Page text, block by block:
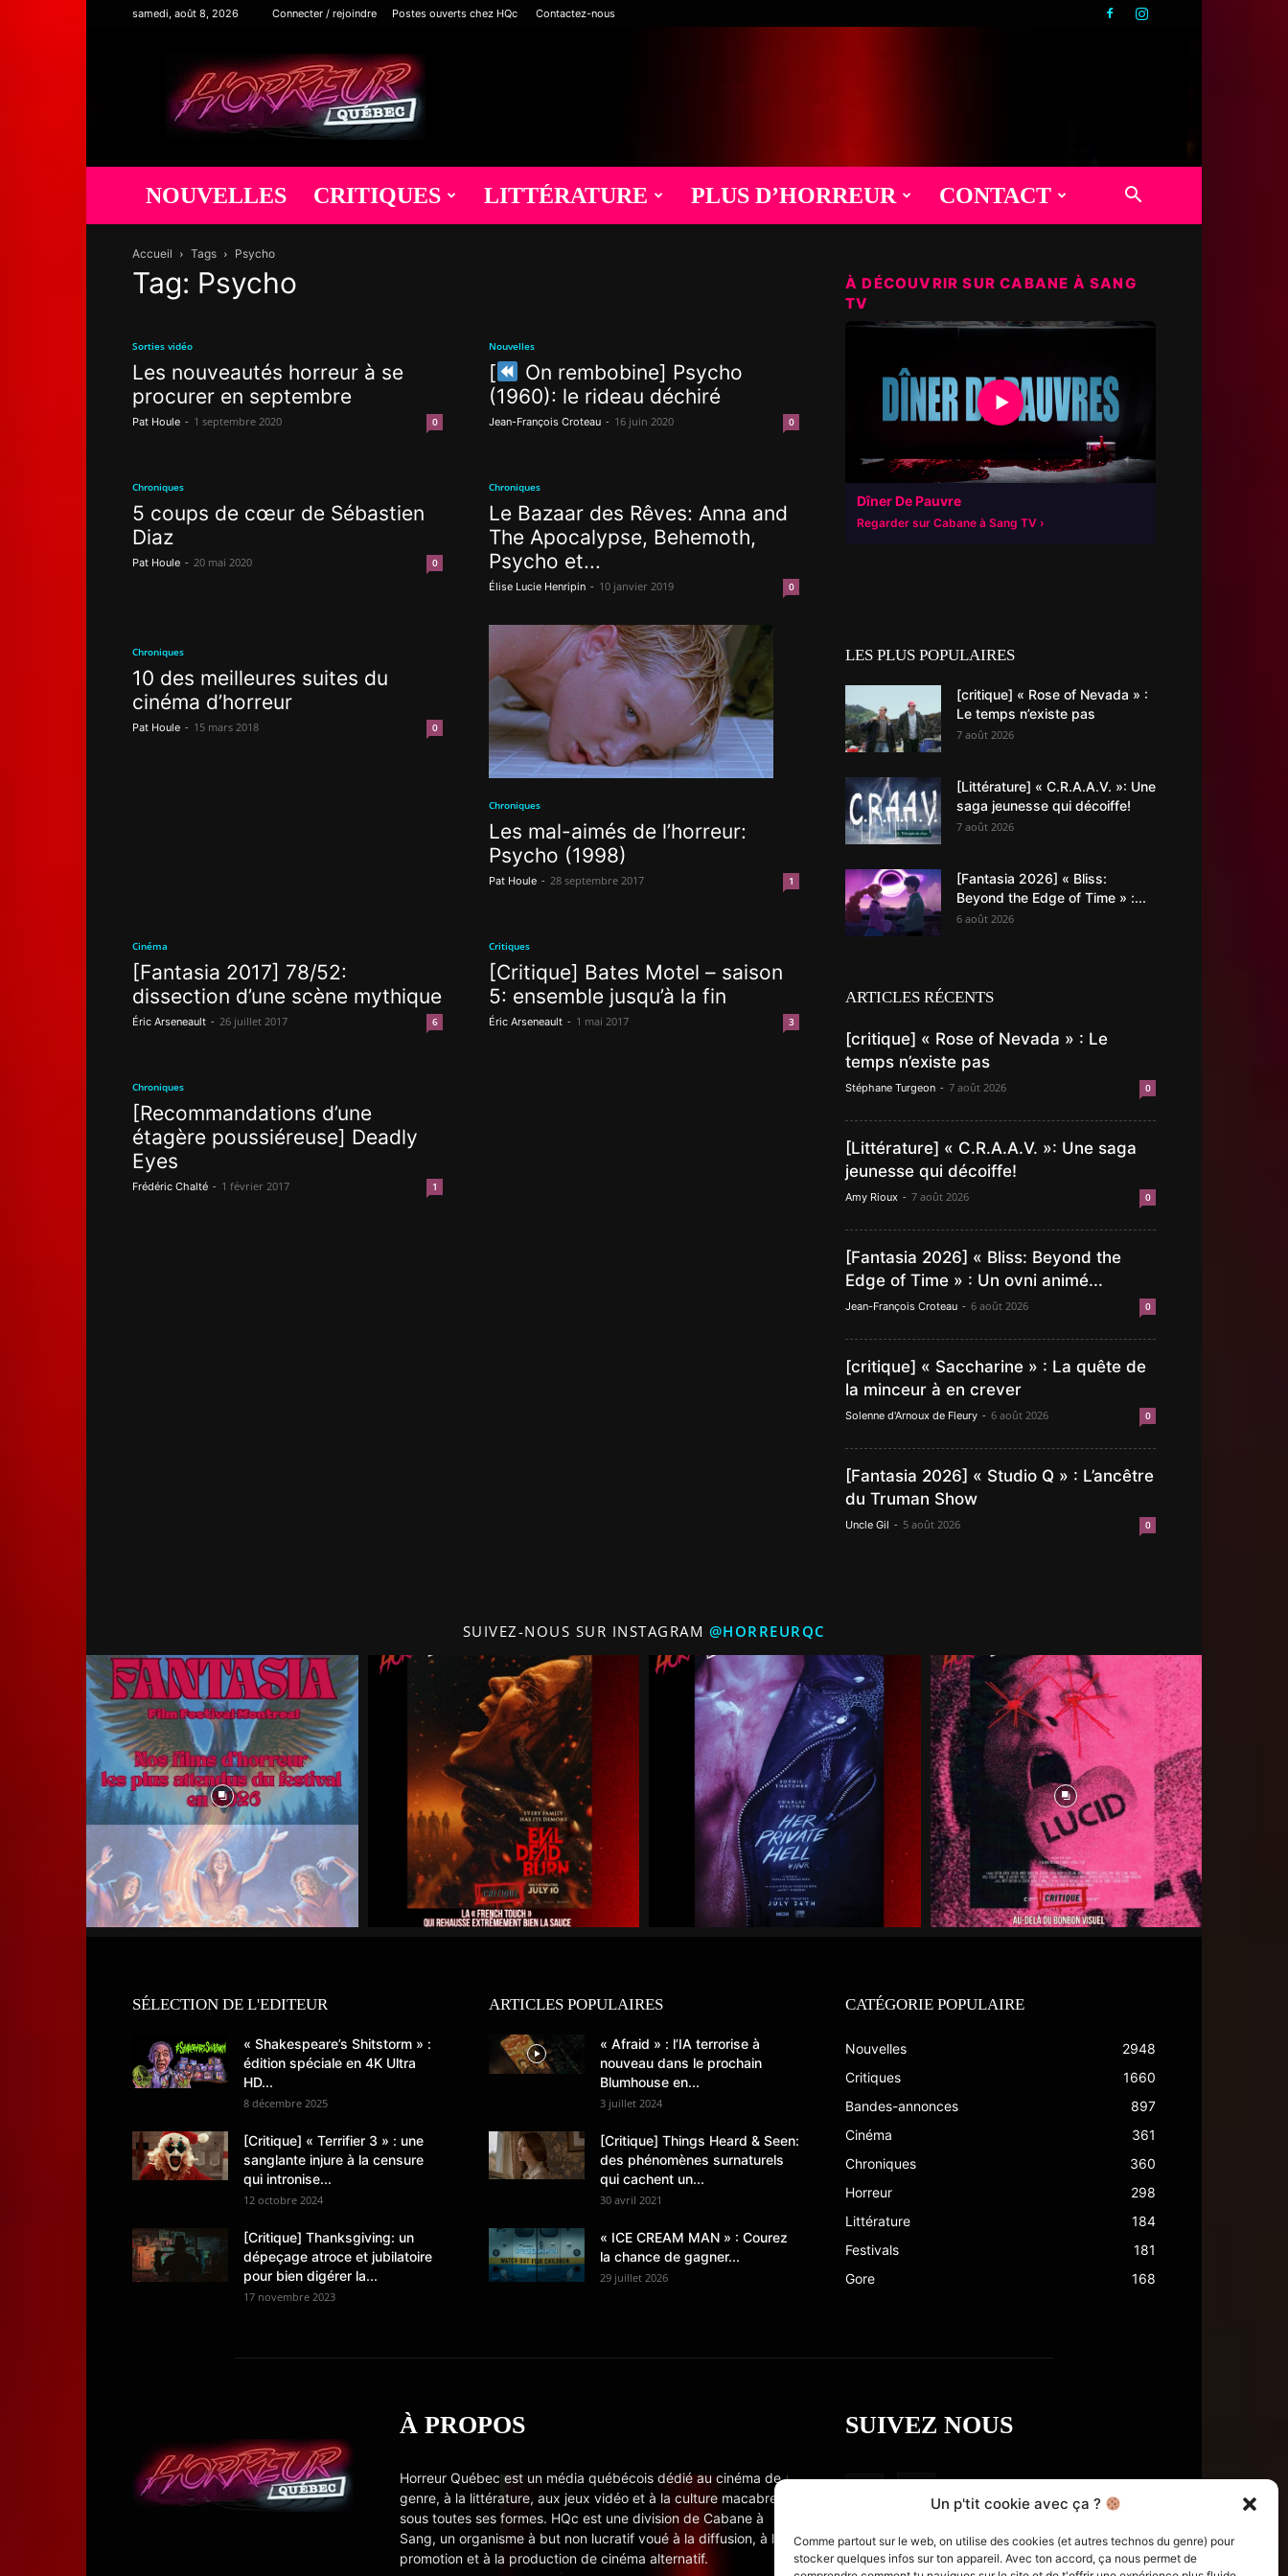
Un p'tit cookie avec ça ?
Comme partout sur le web, on utilise des cookies (et autres technos du genre) pour
stocker quelques infos sur ton appareil. Avec ton accord, ça nous permet de
samedi, août 8, 2026 Connecter / rejoindre Postes ouverts chez HQc Contactez-nous
Horreur
Québec
NOUVELLES CRITIQUES LITTÉRATURE PLUS D’HORREUR CONTACT
Accueil Tags Psycho
Tag: Psycho
Sorties vidéo
Les nouveautés horreur à se
procurer en septembre
Pat Houle - 1 septembre 2020 0
Nouvelles
[
On rembobine] Psycho
(1960): le rideau déchiré
Jean-François Croteau - 16 juin 2020 0
Chroniques
5 coups de cœur de Sébastien
Diaz
Pat Houle - 20 mai 2020 0
Chroniques
Le Bazaar des Rêves: Anna and
The Apocalypse, Behemoth,
Psycho et...
Élise Lucie Henripin - 10 janvier 2019 0
Chroniques
10 des meilleures suites du
cinéma d’horreur
Pat Houle - 15 mars 2018 0
Chroniques
Les mal-aimés de l’horreur:
Psycho (1998)
Pat Houle - 28 septembre 2017 1
Cinéma
[Fantasia 2017] 78/52:
dissection d’une scène mythique
Éric Arseneault - 26 juillet 2017 6
Critiques
[Critique] Bates Motel – saison
5: ensemble jusqu’à la fin
Éric Arseneault - 1 mai 2017 3
Chroniques
[Recommandations d’une
étagère poussiéreuse] Deadly
Eyes
Frédéric Chalté - 1 février 2017 1
À DÉCOUVRIR SUR CABANE À SANG
TV
▶
Dîner De Pauvre
Regarder sur Cabane à Sang TV
LES PLUS POPULAIRES
[critique] « Rose of Nevada » :
Le temps n’existe pas
7 août 2026
[Littérature] « C.R.A.A.V. »: Une
saga jeunesse qui décoiffe!
7 août 2026
[Fantasia 2026] « Bliss:
Beyond the Edge of Time » :...
6 août 2026
ARTICLES RÉCENTS
[critique] « Rose of Nevada » : Le
temps n’existe pas
Stéphane Turgeon - 7 août 2026 0
[Littérature] « C.R.A.A.V. »: Une saga
jeunesse qui décoiffe!
Amy Rioux - 7 août 2026 0
[Fantasia 2026] « Bliss: Beyond the
Edge of Time » : Un ovni animé...
Jean-François Croteau - 6 août 2026 0
[critique] « Saccharine » : La quête de
la minceur à en crever
Solenne d'Arnoux de Fleury - 6 août 2026 0
[Fantasia 2026] « Studio Q » : L’ancêtre
du Truman Show
Uncle Gil - 5 août 2026 0
SUIVEZ-NOUS SUR INSTAGRAM @HORREURQC
SÉLECTION DE L'EDITEUR
« Shakespeare’s Shitstorm » :
édition spéciale en 4K Ultra
HD...
8 décembre 2025
[Critique] « Terrifier 3 » : une
sanglante injure à la censure
qui intronise...
12 octobre 2024
[Critique] Thanksgiving: un
dépeçage atroce et jubilatoire
pour bien digérer la...
17 novembre 2023
ARTICLES POPULAIRES
« Afraid » : l’IA terrorise à
nouveau dans le prochain
Blumhouse en...
3 juillet 2024
[Critique] Things Heard & Seen:
des phénomènes surnaturels
qui cachent un...
30 avril 2021
« ICE CREAM MAN » : Courez
la chance de gagner...
29 juillet 2026
CATÉGORIE POPULAIRE
Nouvelles
2948
Critiques
1660
Bandes-annonces
897
Cinéma
361
Chroniques
360
Horreur
298
Littérature
184
Festivals
181
Gore
168
À PROPOS
Horreur Québec est un média québécois dédié au cinéma de
genre, à la littérature, aux jeux vidéo et à la culture macabre
sous toutes ses formes. HQc est une division de Cabane à
Sang, un organisme à but non lucratif voué à la diffusion, à la
promotion et à la production de cinéma alternatif.
SUIVEZ NOUS